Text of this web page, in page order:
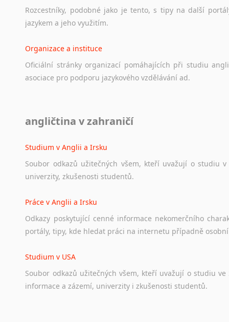
Rozcestníky, podobné jako je tento, s tipy na další
jazykem a jeho využitím.
Organizace a instituce
Oficiální stránky organizací pomáhajících při studiu
asociace pro podporu jazykového vzdělávání ad.
Ať už se jedná o česká diskusní
angličtina v zahraničí
Studium v Anglii a Irsku
Soubor odkazů užitečných všem, kteří uvažují o studiu v
univerzity, zkušenosti studentů.
Práce v Anglii a Irsku
Odkazy poskytující cenné informace nekomerčního
portály, tipy, kde hledat práci na internetu případně osobní
Studium v USA
Soubor odkazů užitečných všem, kteří uvažují o studiu ve
informace a zázemí, univerzity i zkušenosti studentů.